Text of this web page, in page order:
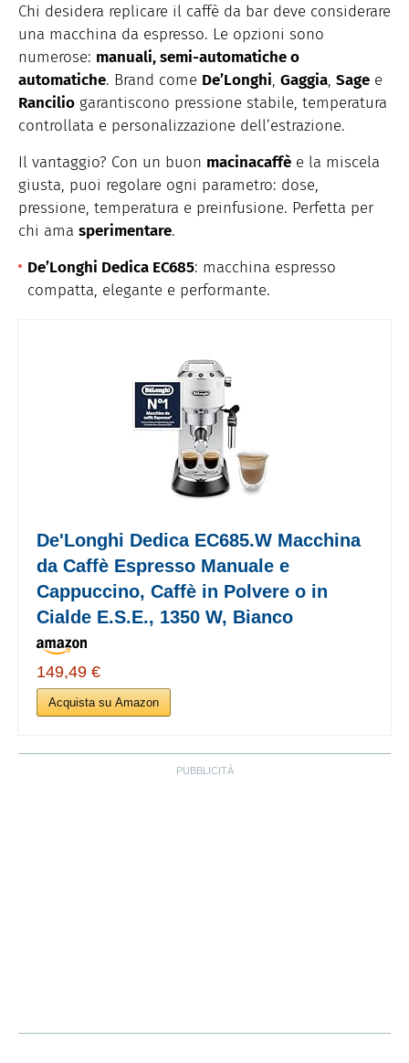
Chi desidera replicare il caffè da bar deve considerare
una macchina da espresso. Le opzioni sono
numerose: manuali, semi-automatiche o
automatiche. Brand come De’Longhi, Gaggia, Sage e
Rancilio garantiscono pressione stabile, temperatura
controllata e personalizzazione dell’estrazione.
Il vantaggio? Con un buon macinacaffè e la miscela
giusta, puoi regolare ogni parametro: dose,
pressione, temperatura e preinfusione. Perfetta per
chi ama sperimentare.
De’Longhi Dedica EC685: macchina espresso
compatta, elegante e performante.
De'Longhi Dedica EC685.W Macchina
da Caffè Espresso Manuale e
Cappuccino, Caffè in Polvere o in
Cialde E.S.E., 1350 W, Bianco
149,49 €
Acquista su Amazon